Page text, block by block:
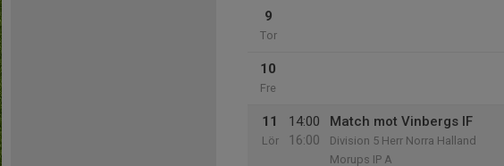
9
Tor
10
Fre
11
Lör
14:00
16:00
Match mot Vinbergs IF
Division 5 Herr Norra Halland
Morups IP A